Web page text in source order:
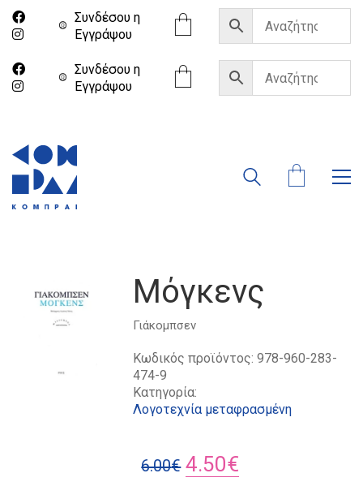
Συνδέσου η
Eγγράψου
Συνδέσου η
Eγγράψου
Μόγκενς
Γιάκομπσεν
Κωδικός προϊόντος:978-960-283-
474-9
Κατηγορία:
Λογοτεχνία μεταφρασμένη
6.00€ Original
4.50€